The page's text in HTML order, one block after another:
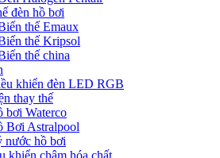
đèn hồ bơi
thế Emaux
thế Kripsol
thế china
khiển đèn LED RGB
thay thế
bơi Waterco
Bơi Astralpool
nước hồ bơi
khiển châm hóa chất